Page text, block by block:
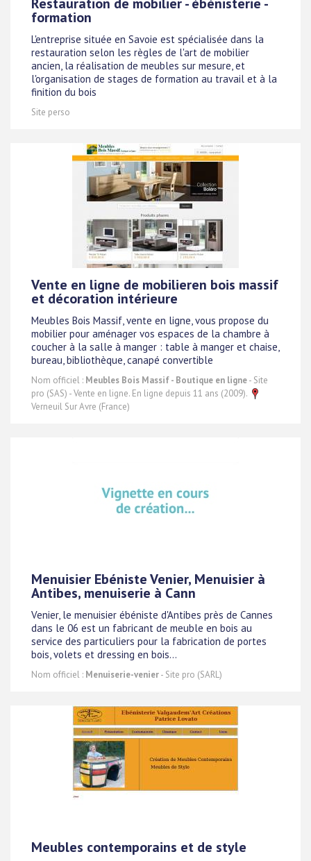
formation
L'entreprise située en Savoie est spécialisée dans la
restauration selon les règles de l'art de mobilier
ancien, la réalisation de meubles sur mesure, et
l'organisation de stages de formation au travail et à la
finition du bois
Site perso
Vente en ligne de mobilieren bois massif
et décoration intérieure
Meubles Bois Massif, vente en ligne, vous propose du
mobilier pour aménager vos espaces de la chambre à
coucher à la salle à manger : table à manger et chaise,
bureau, bibliothèque, canapé convertible
Nom officiel : Meubles Bois Massif - Boutique en ligne- Site
pro (SAS) - Vente en ligne. En ligne depuis 11 ans (2009).
Verneuil Sur Avre (France)
Menuisier Ebéniste Venier, Menuisier à
Antibes, menuiserie à Cann
Venier, le menuisier ébéniste d'Antibes près de Cannes
dans le 06 est un fabricant de meuble en bois au
service des particuliers pour la fabrication de portes
bois, volets et dressing en bois...
Nom officiel : Menuiserie-venier- Site pro (SARL)
Meubles contemporains et de style